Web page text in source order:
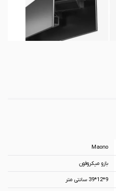
Maono
بازو میکروفون
9*12*39 سانتی متر